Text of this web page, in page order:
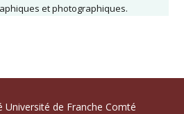
et photographiques.
Université de Franche Comté